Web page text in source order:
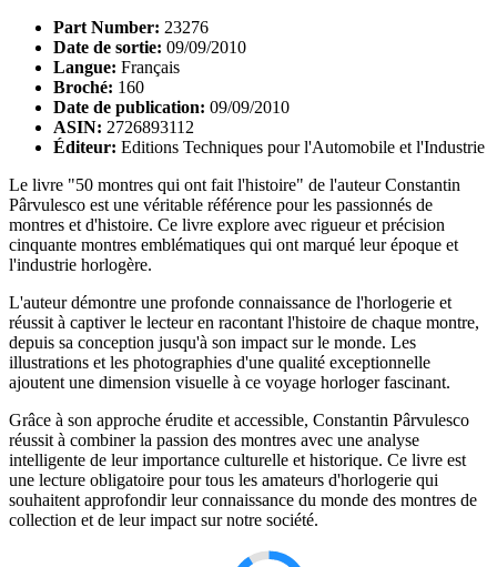
Part Number: 23276
Date de sortie: 09/09/2010
Langue: Français
Broché: 160
Date de publication: 09/09/2010
ASIN: 2726893112
Éditeur: Editions Techniques pour l'Automobile et l'Industrie
Le livre "50 montres qui ont fait l'histoire" de l'auteur Constantin
Pârvulesco est une véritable référence pour les passionnés de
montres et d'histoire. Ce livre explore avec rigueur et précision
cinquante montres emblématiques qui ont marqué leur époque et
l'industrie horlogère.
L'auteur démontre une profonde connaissance de l'horlogerie et
réussit à captiver le lecteur en racontant l'histoire de chaque montre,
depuis sa conception jusqu'à son impact sur le monde. Les
illustrations et les photographies d'une qualité exceptionnelle
ajoutent une dimension visuelle à ce voyage horloger fascinant.
Grâce à son approche érudite et accessible, Constantin Pârvulesco
réussit à combiner la passion des montres avec une analyse
intelligente de leur importance culturelle et historique. Ce livre est
une lecture obligatoire pour tous les amateurs d'horlogerie qui
souhaitent approfondir leur connaissance du monde des montres de
collection et de leur impact sur notre société.